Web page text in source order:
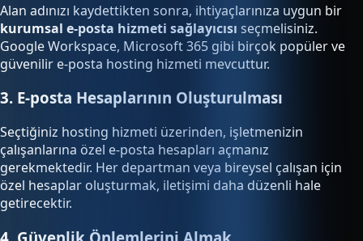
Alan adınızı kaydettikten sonra, ihtiyaçlarınıza uygun bir
kurumsal e-posta hizmeti sağlayıcısı seçmelisiniz.
Google Workspace, Microsoft 365 gibi birçok popüler ve
güvenilir e-posta hosting hizmeti mevcuttur.
3. E-posta Hesaplarının Oluşturulması
Seçtiğiniz hosting hizmeti üzerinden, işletmenizin
çalışanlarına özel e-posta hesapları açmanız
gerekmektedir. Her departman veya bireysel çalışan için
özel hesaplar oluşturmak, iletişimi daha düzenli hale
getirecektir.